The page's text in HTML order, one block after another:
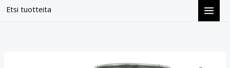
Etsi tuotteita
Siirry